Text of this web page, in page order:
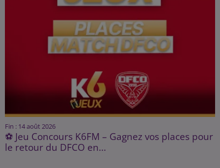
Fin : 14 août 2026
⚽ Jeu Concours K6FM – Gagnez vos places pour
le retour du DFCO en...